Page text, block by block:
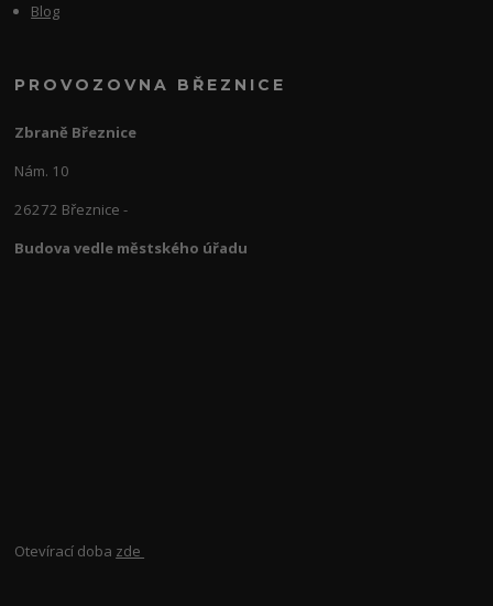
Blog
PROVOZOVNA BŘEZNICE
Zbraně Březnice
Nám. 10
26272 Březnice -
Budova vedle městského úřadu
Otevírací doba zde